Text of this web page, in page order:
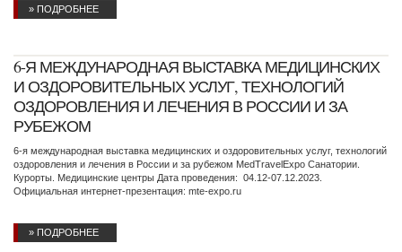
» ПОДРОБНЕЕ
6-Я МЕЖДУНАРОДНАЯ ВЫСТАВКА МЕДИЦИНСКИХ
И ОЗДОРОВИТЕЛЬНЫХ УСЛУГ, ТЕХНОЛОГИЙ
ОЗДОРОВЛЕНИЯ И ЛЕЧЕНИЯ В РОССИИ И ЗА
РУБЕЖОМ
6-я международная выставка медицинских и оздоровительных услуг, технологий
оздоровления и лечения в России и за рубежом MedTravelExpo Санатории.
Курорты. Медицинские центры Дата проведения: 04.12-07.12.2023.
Официальная интернет-презентация: mte-expo.ru
» ПОДРОБНЕЕ